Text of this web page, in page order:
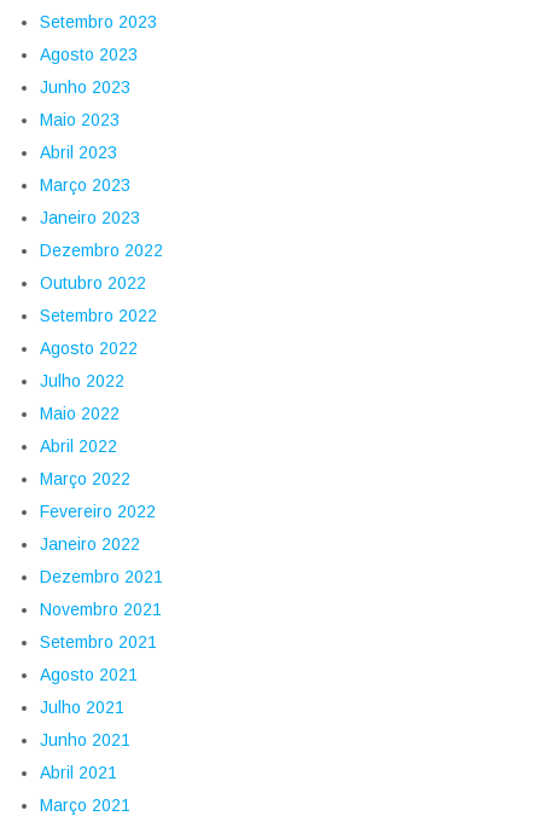
Setembro 2023
Agosto 2023
Junho 2023
Maio 2023
Abril 2023
Março 2023
Janeiro 2023
Dezembro 2022
Outubro 2022
Setembro 2022
Agosto 2022
Julho 2022
Maio 2022
Abril 2022
Março 2022
Fevereiro 2022
Janeiro 2022
Dezembro 2021
Novembro 2021
Setembro 2021
Agosto 2021
Julho 2021
Junho 2021
Abril 2021
Março 2021